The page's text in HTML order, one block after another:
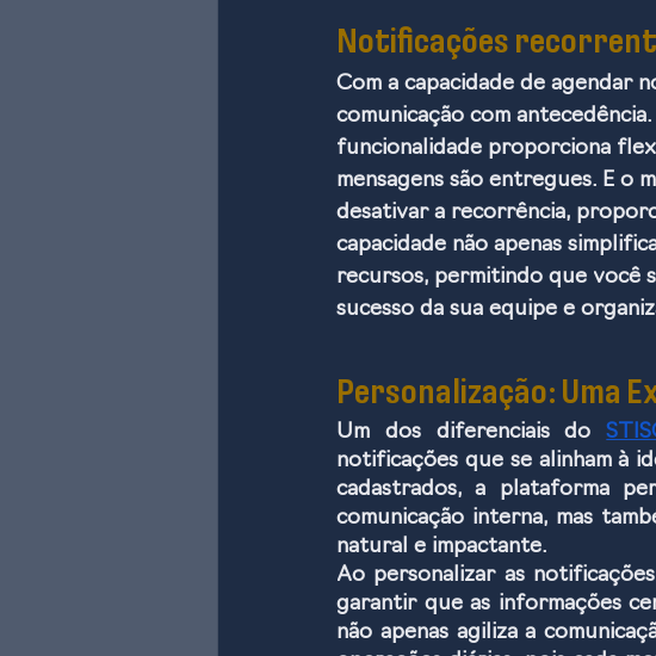
Notificações
Com a capacidade de agendar
comunicação com
funcionalidade proporciona
mensagens são entregues. E o
desativar a recorrência,
capacidade não apenas
recursos, permitindo que você
sucesso da sua equipe e
Personalização: Uma
Um dos diferenciais do
notificações que se alinham à
cadastrados, a plataforma
comunicação interna, mas
natural e impactante.
Ao personalizar as
garantir que as informações
não apenas agiliza a